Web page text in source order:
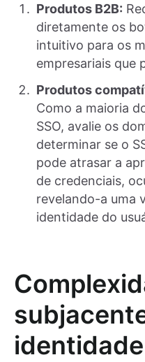
Produtos B2B:
diretamente os
intuitivo para os
empresariais que
Produtos
Como a maioria
SSO, avalie os
determinar se o
pode atrasar a
de credenciais,
revelando-a uma
identidade do